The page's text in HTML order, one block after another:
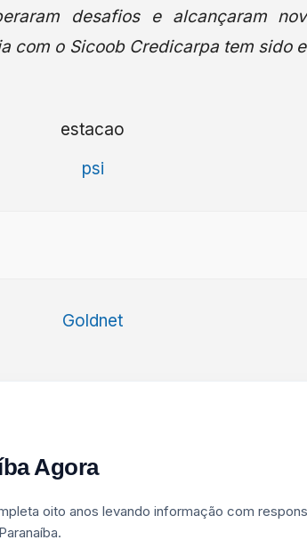
desafios e alcançaram
com o Sicoob Credicarpa tem sido
Agora
oito anos levando informação com